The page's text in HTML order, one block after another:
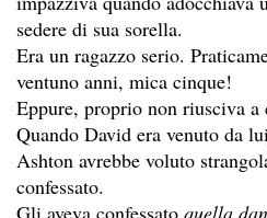
sedere di sua sorella.
Era un ragazzo serio.
ventuno anni, mica cinque!
Eppure, proprio non riusciva a
Quando David era venuto da
Ashton avrebbe voluto
confessato.
Gli aveva confessato quella